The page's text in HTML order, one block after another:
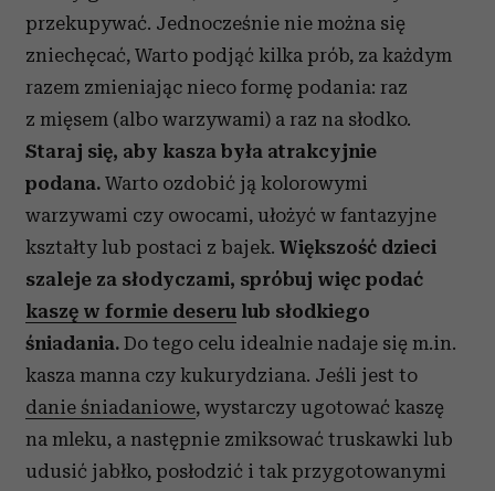
przekupywać. Jednocześnie nie można się
zniechęcać, Warto podjąć kilka prób, za każdym
razem zmieniając nieco formę podania: raz
z mięsem (albo warzywami) a raz na słodko.
Staraj się, aby kasza była atrakcyjnie
podana. Warto ozdobić ją kolorowymi
warzywami czy owocami, ułożyć w fantazyjne
kształty lub postaci z bajek. Większość dzieci
szaleje za słodyczami, spróbuj więc podać
kaszę w formie deseru lub słodkiego
śniadania. Do tego celu idealnie nadaje się m.in.
kasza manna czy kukurydziana. Jeśli jest to
danie śniadaniowe, wystarczy ugotować kaszę
na mleku, a następnie zmiksować truskawki lub
udusić jabłko, posłodzić i tak przygotowanymi